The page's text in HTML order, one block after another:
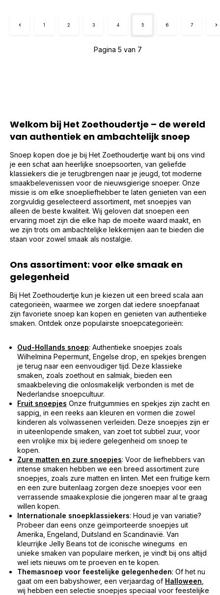
Pagina 5 van 7
1 2 3 4 5 6 7
Welkom bij Het Zoethoudertje – de wereld
van authentiek en ambachtelijk snoep
Snoep kopen doe je bij Het Zoethoudertje want bij ons vind
je een schat aan heerlijke snoepsoorten, van geliefde
klassiekers die je terugbrengen naar je jeugd, tot moderne
smaakbelevenissen voor de nieuwsgierige snoeper. Onze
missie is om elke snoepliefhebber te laten genieten van een
zorgvuldig geselecteerd assortiment, met snoepjes van
alleen de beste kwaliteit. Wij geloven dat snoepen een
ervaring moet zijn die elke hap de moeite waard maakt, en
we zijn trots om ambachtelijke lekkernijen aan te bieden die
staan voor zowel smaak als nostalgie.
Ons assortiment: voor elke smaak en
gelegenheid
Bij Het Zoethoudertje kun je kiezen uit een breed scala aan
categorieën, waarmee we zorgen dat iedere snoepfanaat
zijn favoriete snoep kan kopen en genieten van authentieke
smaken. Ontdek onze populairste snoepcategorieën:
Oud-Hollands snoep: Authentieke snoepjes zoals
Wilhelmina Pepermunt, Engelse drop, en spekjes brengen
je terug naar een eenvoudiger tijd. Deze klassieke
smaken, zoals zoethout en salmiak, bieden een
smaakbeleving die onlosmakelijk verbonden is met de
Nederlandse snoepcultuur.
Fruit snoepjes Onze fruitgummies en spekjes zijn zacht en
sappig, in een reeks aan kleuren en vormen die zowel
kinderen als volwassenen verleiden. Deze snoepjes zijn er
in uiteenlopende smaken, van zoet tot subtiel zuur, voor
een vrolijke mix bij iedere gelegenheid om snoep te
kopen.
Zure matten en zure snoepjes: Voor de liefhebbers van
intense smaken hebben we een breed assortiment zure
snoepjes, zoals zure matten en linten. Met een fruitige kern
en een zure buitenlaag zorgen deze snoepjes voor een
verrassende smaakexplosie die jongeren maar al te graag
willen kopen.
Internationale snoepklassiekers: Houd je van variatie?
Probeer dan eens onze geïmporteerde snoepjes uit
Amerika, Engeland, Duitsland en Scandinavië. Van
kleurrijke Jelly Beans tot de iconische winegums en
unieke smaken van populaire merken, je vindt bij ons altijd
wel iets nieuws om te proeven en te kopen.
Themasnoep voor feestelijke gelegenheden: Of het nu
gaat om een babyshower, een verjaardag of Halloween
wij hebben een selectie snoepjes speciaal voor feestelijke